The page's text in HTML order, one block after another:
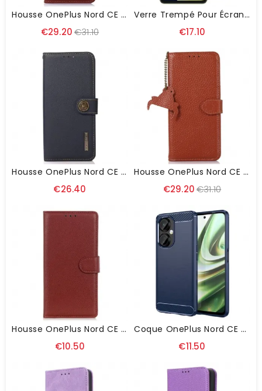
Housse OnePlus Nord CE 3 Lite 5G Véritable Cuir RFID
€29.20€31.10
Verre Trempé Pour Écran Du OnePlus Nord CE 3 Lite 5G
€17.10
Housse OnePlus Nord CE 3 Lite 5G Cuir Véritable KHAZNEH RFID
€26.40
Housse OnePlus Nord CE 3 Lite 5G Vrai Cuir Litchi RFID
€29.20€31.10
Housse OnePlus Nord CE 3 Lite 5G Simili Cuir Traditionnel
€10.50
Coque OnePlus Nord CE 3 Lite 5G Fibre Carbone Brossée
€11.50